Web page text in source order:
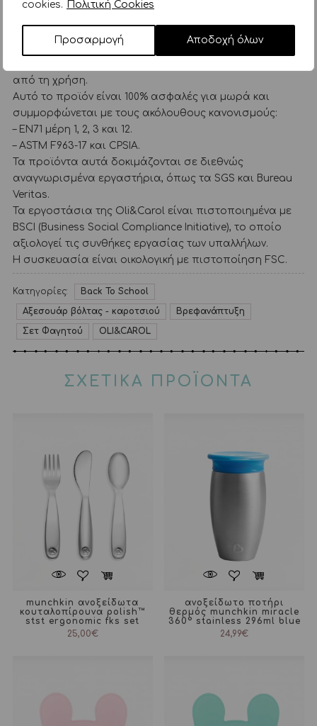
cookies. Πολιτική Cookies
Προσαρμογή Αποδοχή όλων
πηγές θερμότητας.
από τη χρήση.
Αυτό το προϊόν είναι 100% ασφαλές για μωρά και
συμμορφώνεται με τους ακόλουθους κανονισμούς:
– EN71 μέρη 1, 2, 3 και 12.
– ASTM F963-17 και CPSIA.
Τα προϊόντα αυτά δοκιμάζονται σε διεθνώς
αναγνωρισμένα εργαστήρια, όπως τα SGS και Bureau
Veritas.
Τα εργοστάσια της Oli&Carol είναι πιστοποιημένα με
BSCI (Business Social Compliance Initiative), το οποίο
αξιολογεί τις συνθήκες εργασίας των υπαλλήλων.
Η συσκευασία είναι οικολογική με πιστοποίηση FSC.
Κατηγορίες:
Back To School
Αξεσουάρ βόλτας - καροτσιού
Βρεφανάπτυξη
Σετ Φαγητού
OLI&CAROL
ΣΧΕΤΙΚΑ ΠΡΟΪΟΝΤΑ
munchkin ανοξείδωτα
κουταλοπίρουνα polish™
stst ergonomic fks set
25,00€
ανοξείδωτο ποτήρι
θερμός munchkin miracle
360° stainless 296ml blue
24,99€